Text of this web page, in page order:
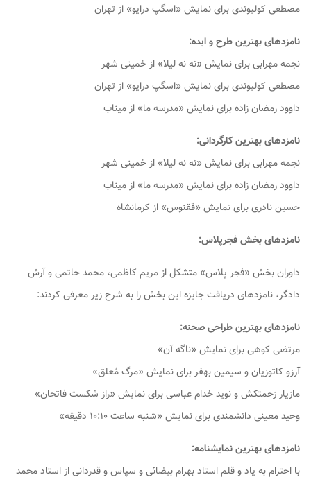
مصطفی کولیوندی برای نمایش «اسگپ درایو» از تهران
نامزدهای بهترین طرح و ایده:
نجمه مهرابی برای نمایش «نه نه لیلا» از خمینی شهر
مصطفی کولیوندی برای نمایش «اسگپ درایو» از تهران
داوود رمضان زاده برای نمایش «مدرسه ما» از میناب
نامزدهای بهترین کارگردانی:
نجمه مهرابی برای نمایش «نه نه لیلا» از خمینی شهر
داوود رمضان زاده برای نمایش «مدرسه ما» از میناب
حسین نادری برای نمایش «ققنوس» از کرمانشاه
نامزدهای بخش فجرپلاس:
داوران بخش «فجر پلاس» متشکل از مریم کاظمی، محمد حاتمی و آرش
دادگر، نامزدهای دریافت جایزه این بخش را به شرح زیر معرفی کردند:
نامزدهای بهترین طراحی صحنه:
مرتضی کوهی برای نمایش «ناگه آن»
آرزو کاتوزیان و سیمین بهفر برای نمایش «مرگ مُعلق»
مازیار زحمتکش و نوید خدام عباسی برای نمایش «راز شکست فاتحان»
وحید معینی دانشمندی برای نمایش «شنبه ساعت ۱۰:۱۰ دقیقه»
نامزدهای بهترین نمایشنامه:
با احترام به یاد و قلم استاد بهرام بیضائی و سپاس و قدردانی از استاد محمد